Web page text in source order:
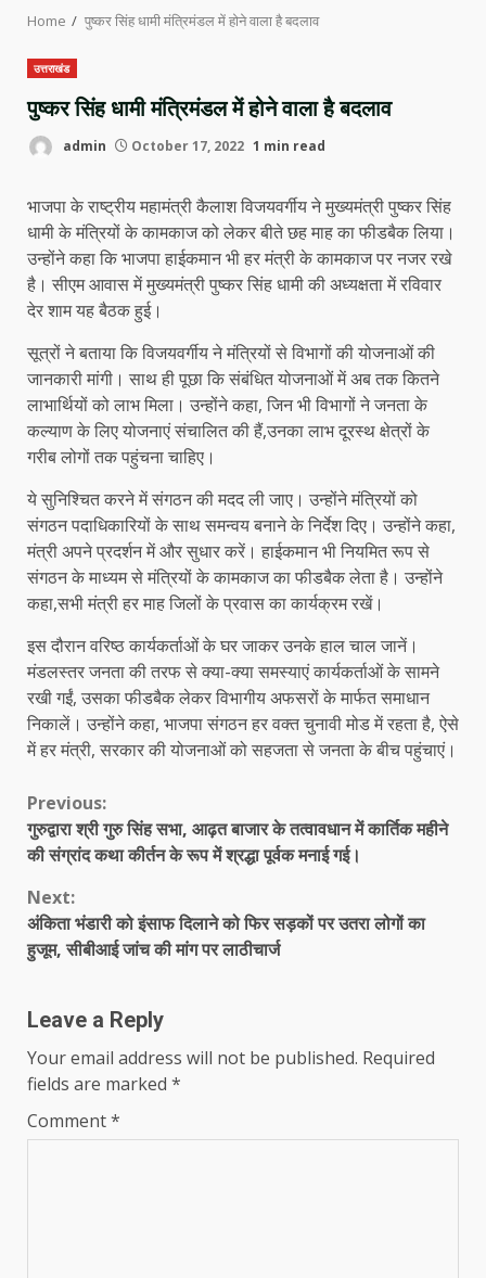
Home पुष्कर सिंह धामी मंत्रिमंडल में होने वाला है बदलाव
उत्तराखंड
पुष्कर सिंह धामी मंत्रिमंडल में होने वाला है बदलाव
admin October 17, 2022 1 min read
भाजपा के राष्ट्रीय महामंत्री कैलाश विजयवर्गीय ने मुख्यमंत्री पुष्कर सिंह
धामी के मंत्रियों के कामकाज को लेकर बीते छह माह का फीडबैक लिया।
उन्होंने कहा कि भाजपा हाईकमान भी हर मंत्री के कामकाज पर नजर रखे
है। सीएम आवास में मुख्यमंत्री पुष्कर सिंह धामी की अध्यक्षता में रविवार
देर शाम यह बैठक हुई।
सूत्रों ने बताया कि विजयवर्गीय ने मंत्रियों से विभागों की योजनाओं की
जानकारी मांगी। साथ ही पूछा कि संबंधित योजनाओं में अब तक कितने
लाभार्थियों को लाभ मिला। उन्होंने कहा, जिन भी विभागों ने जनता के
कल्याण के लिए योजनाएं संचालित की हैं,उनका लाभ दूरस्थ क्षेत्रों के
गरीब लोगों तक पहुंचना चाहिए।
ये सुनिश्चित करने में संगठन की मदद ली जाए। उन्होंने मंत्रियों को
संगठन पदाधिकारियों के साथ समन्वय बनाने के निर्देश दिए। उन्होंने कहा,
मंत्री अपने प्रदर्शन में और सुधार करें। हाईकमान भी नियमित रूप से
संगठन के माध्यम से मंत्रियों के कामकाज का फीडबैक लेता है। उन्होंने
कहा,सभी मंत्री हर माह जिलों के प्रवास का कार्यक्रम रखें।
इस दौरान वरिष्ठ कार्यकर्ताओं के घर जाकर उनके हाल चाल जानें।
मंडलस्तर जनता की तरफ से क्या-क्या समस्याएं कार्यकर्ताओं के सामने
रखी गईं, उसका फीडबैक लेकर विभागीय अफसरों के मार्फत समाधान
निकालें। उन्होंने कहा, भाजपा संगठन हर वक्त चुनावी मोड में रहता है, ऐसे
में हर मंत्री, सरकार की योजनाओं को सहजता से जनता के बीच पहुंचाएं।
Continue
Reading
Previous:
गुरुद्वारा श्री गुरु सिंह सभा, आढ़त बाजार के तत्वावधान में कार्तिक महीने
की संग्रांद कथा कीर्तन के रूप में श्रद्धा पूर्वक मनाई गई।
Next:
अंकिता भंडारी को इंसाफ दिलाने को फिर सड़कों पर उतरा लोगों का
हुजूम, सीबीआई जांच की मांग पर लाठीचार्ज
Leave a Reply
Your email address will not be published. Required
fields are marked *
Comment*